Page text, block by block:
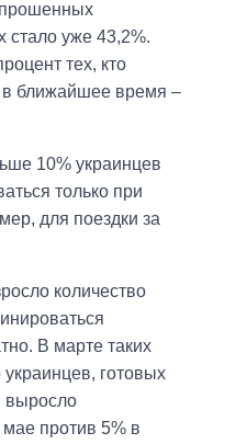
стало уже 43,2%.
тех, кто
в ближайшее время –
10% украинцев
только при
для поездки за
количество
В марте таких
готовых
выросло
мае против 5% в